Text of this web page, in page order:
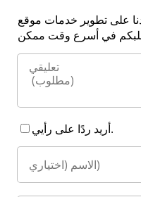
على تطوير خدمات موقع
أريد ردًا على رأيي.